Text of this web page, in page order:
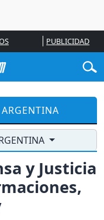
PUBLICIDAD
y Justicia